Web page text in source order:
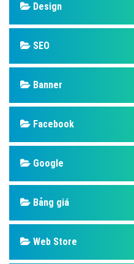
Design
SEO
Banner
Facebook
Google
Bảng giá
Web Store